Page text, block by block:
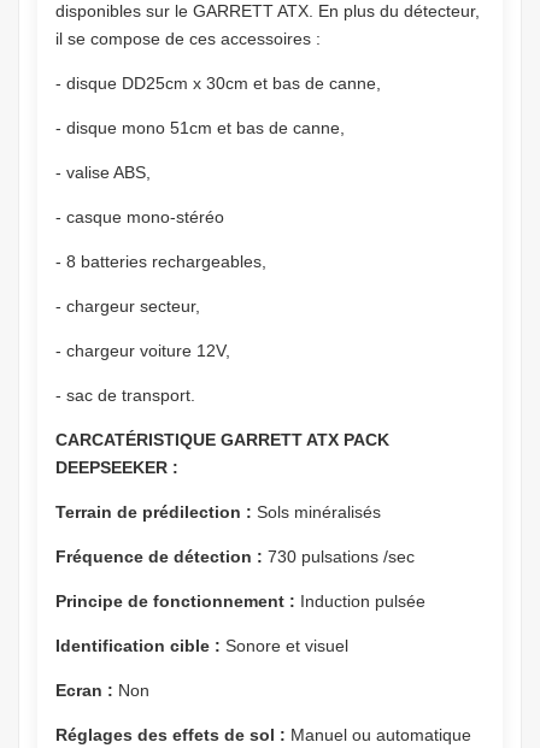
disponibles sur le GARRETT ATX. En plus du détecteur,
il se compose de ces accessoires :
- disque DD25cm x 30cm et bas de canne,
- disque mono 51cm et bas de canne,
- valise ABS,
- casque mono-stéréo
- 8 batteries rechargeables,
- chargeur secteur,
- chargeur voiture 12V,
- sac de transport.
CARCATÉRISTIQUE GARRETT ATX PACK
DEEPSEEKER :
Terrain de prédilection : Sols minéralisés
Fréquence de détection : 730 pulsations /sec
Principe de fonctionnement : Induction pulsée
Identification cible : Sonore et visuel
Ecran : Non
Réglages des effets de sol : Manuel ou automatique